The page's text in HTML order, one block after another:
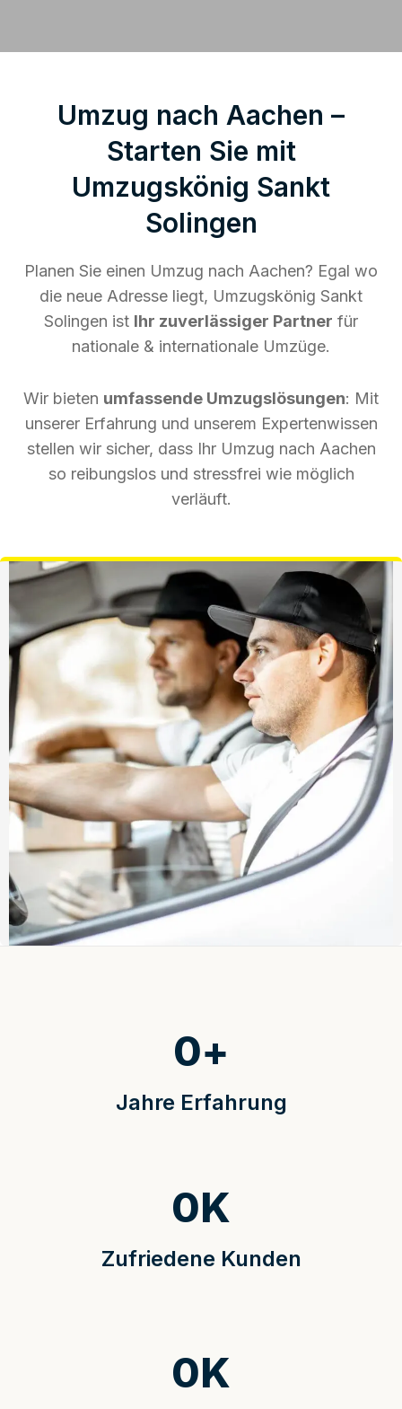
Umzug nach Aachen –
Starten Sie mit
Umzugskönig Sankt
Solingen
Planen Sie einen Umzug nach Aachen? Egal wo
die neue Adresse liegt, Umzugskönig Sankt
Solingen ist Ihr zuverlässiger Partner für
nationale & internationale Umzüge.
Wir bieten umfassende Umzugslösungen: Mit
unserer Erfahrung und unserem Expertenwissen
stellen wir sicher, dass Ihr Umzug nach Aachen
so reibungslos und stressfrei wie möglich
verläuft.
Jahre Erfahrung
0+
Zufriedene Kunden
0K
0K